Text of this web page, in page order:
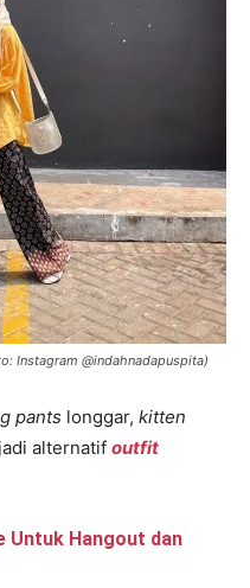
Instagram @indahnadapuspita)
pants longgar, kitten
alternatif outfit
Untuk Hangout dan